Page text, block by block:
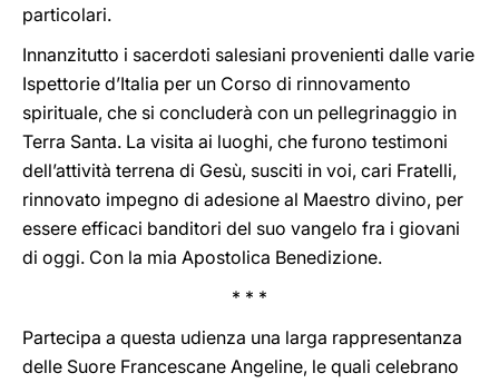
particolari.
Innanzitutto i sacerdoti salesiani provenienti dalle varie
Ispettorie d’Italia per un Corso di rinnovamento
spirituale, che si concluderà con un pellegrinaggio in
Terra Santa. La visita ai luoghi, che furono testimoni
dell’attività terrena di Gesù, susciti in voi, cari Fratelli,
rinnovato impegno di adesione al Maestro divino, per
essere efficaci banditori del suo vangelo fra i giovani
di oggi. Con la mia Apostolica Benedizione.
* * *
Partecipa a questa udienza una larga rappresentanza
delle Suore Francescane Angeline, le quali celebrano